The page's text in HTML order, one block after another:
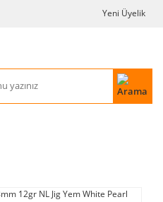
Yeni Üyelik